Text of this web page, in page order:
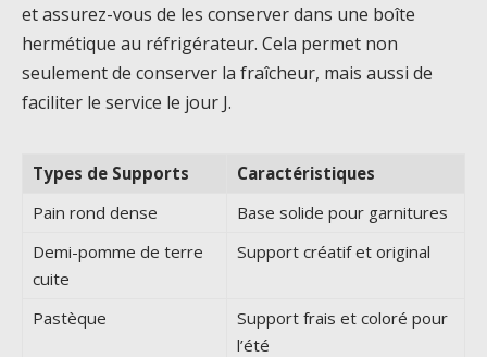
et assurez-vous de les conserver dans une boîte
hermétique au réfrigérateur. Cela permet non
seulement de conserver la fraîcheur, mais aussi de
faciliter le service le jour J.
Types de Supports
Caractéristiques
Pain rond dense
Base solide pour garnitures
Demi-pomme de terre
cuite
Support créatif et original
Pastèque
Support frais et coloré pour
l’été